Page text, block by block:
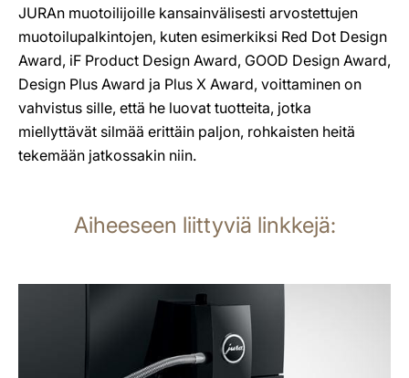
JURAn muotoilijoille kansainvälisesti arvostettujen
muotoilupalkintojen, kuten esimerkiksi Red Dot Design
Award, iF Product Design Award, GOOD Design Award,
Design Plus Award ja Plus X Award, voittaminen on
vahvistus sille, että he luovat tuotteita, jotka
miellyttävät silmää erittäin paljon, rohkaisten heitä
tekemään jatkossakin niin.
Aiheeseen liittyviä linkkejä: